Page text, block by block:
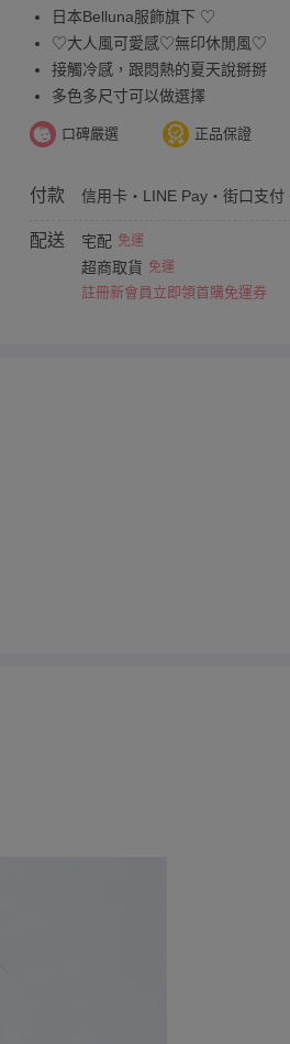
日本Belluna服飾旗下 ♡
♡大人風可愛感♡無印休閒風♡
接觸冷感，跟悶熱的夏天說掰掰
多色多尺寸可以做選擇
口碑嚴選 正品保證
付款 信用卡・LINE Pay・街口支
配送 宅配 免運
超商取貨 免運
註冊新會員立即領首購免運券